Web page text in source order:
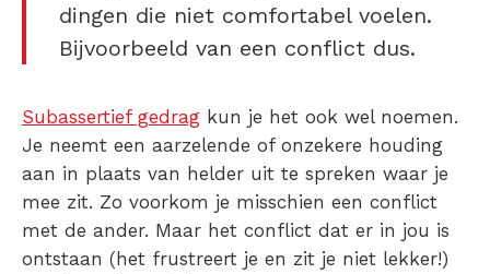
dingen die niet comfortabel voelen.
Bijvoorbeeld van een conflict dus.
Subassertief gedrag kun je het ook wel noemen.
Je neemt een aarzelende of onzekere houding
aan in plaats van helder uit te spreken waar je
mee zit. Zo voorkom je misschien een conflict
met de ander. Maar het conflict dat er in jou is
ontstaan (het frustreert je en zit je niet lekker!)